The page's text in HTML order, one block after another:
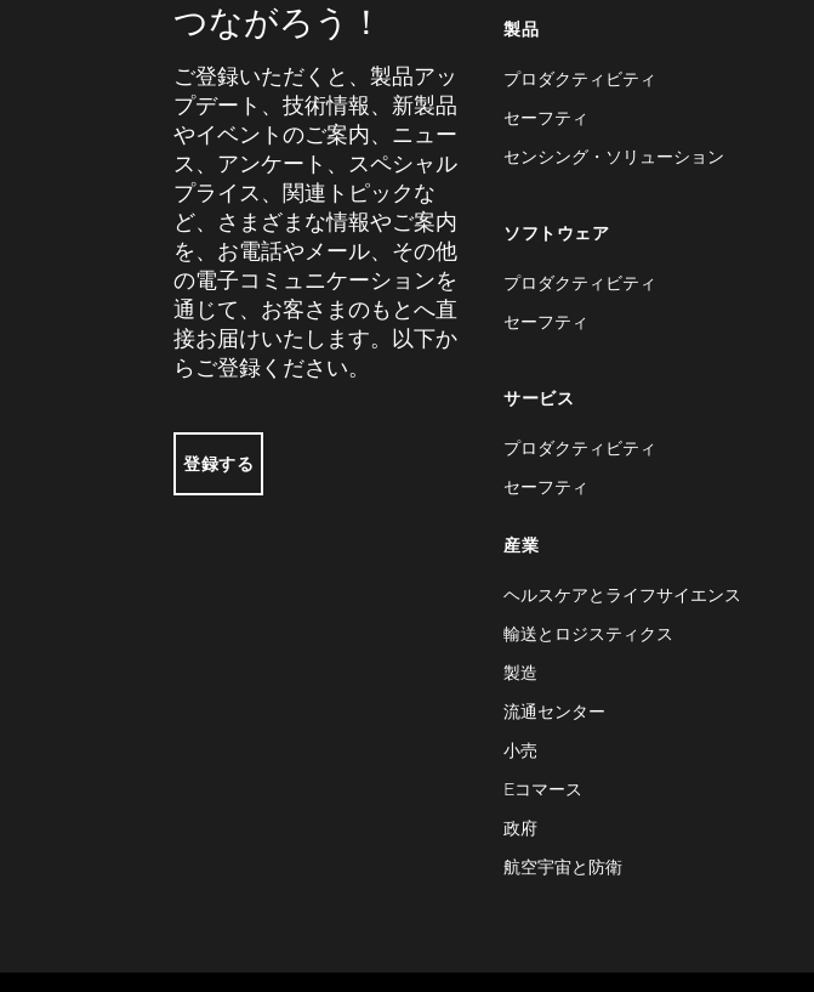
つながろう！
ご登録いただくと、製品アッ
プデート、技術情報、新製品
やイベントのご案内、ニュー
ス、アンケート、スペシャル
プライス、関連トピックな
ど、さまざまな情報やご案内
を、お電話やメール、その他
の電子コミュニケーションを
通じて、お客さまのもとへ直
接お届けいたします。以下か
らご登録ください。
登録する
製品
プロダクティビティ
セーフティ
センシング・ソリューション
ソフトウェア
プロダクティビティ
セーフティ
サービス
プロダクティビティ
セーフティ
産業
ヘルスケアとライフサイエンス
輸送とロジスティクス
製造
流通センター
小売
Eコマース
政府
航空宇宙と防衛